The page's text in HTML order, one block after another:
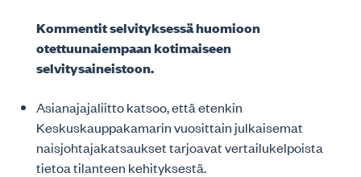
Kommentit selvityksessä huomioon
otettuunaiempaan kotimaiseen
selvitysaineistoon.
Asianajajaliitto katsoo, että etenkin
Keskuskauppakamarin vuosittain julkaisemat
naisjohtajakatsaukset tarjoavat vertailukelpoista
tietoa tilanteen kehityksestä.